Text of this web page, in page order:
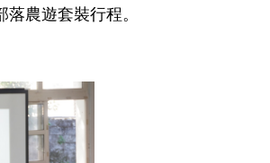
農遊套裝行程。